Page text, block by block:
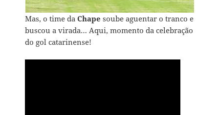
Mas, o time daChape soube aguentar o tranco e
buscou a virada… Aqui, momento da celebração
do gol catarinense!